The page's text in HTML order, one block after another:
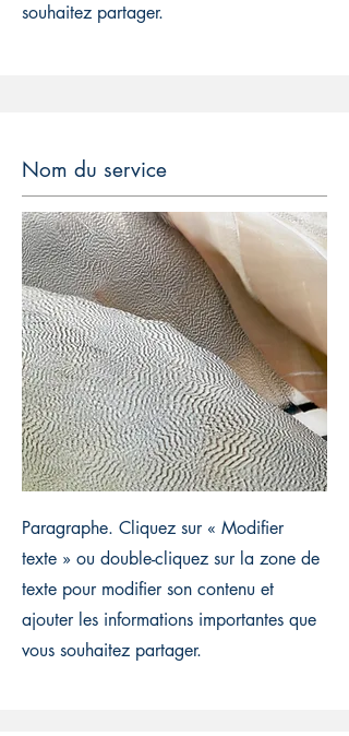
souhaitez partager.
Nom du service
Paragraphe. Cliquez sur « Modifier
texte » ou double-cliquez sur la zone de
texte pour modifier son contenu et
ajouter les informations importantes que
vous souhaitez partager.